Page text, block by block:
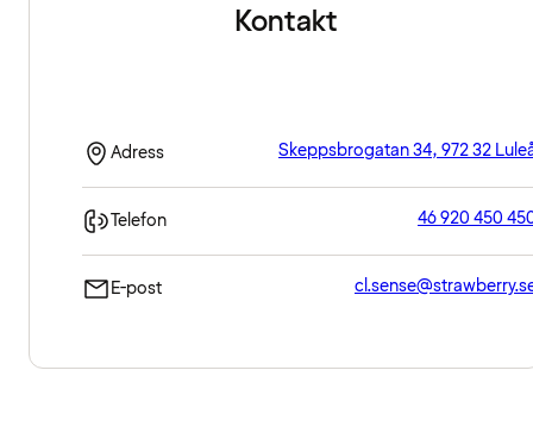
Kontakt
Adress Skeppsbrogatan 34, 972 32
Telefon 46 920 450
E-post